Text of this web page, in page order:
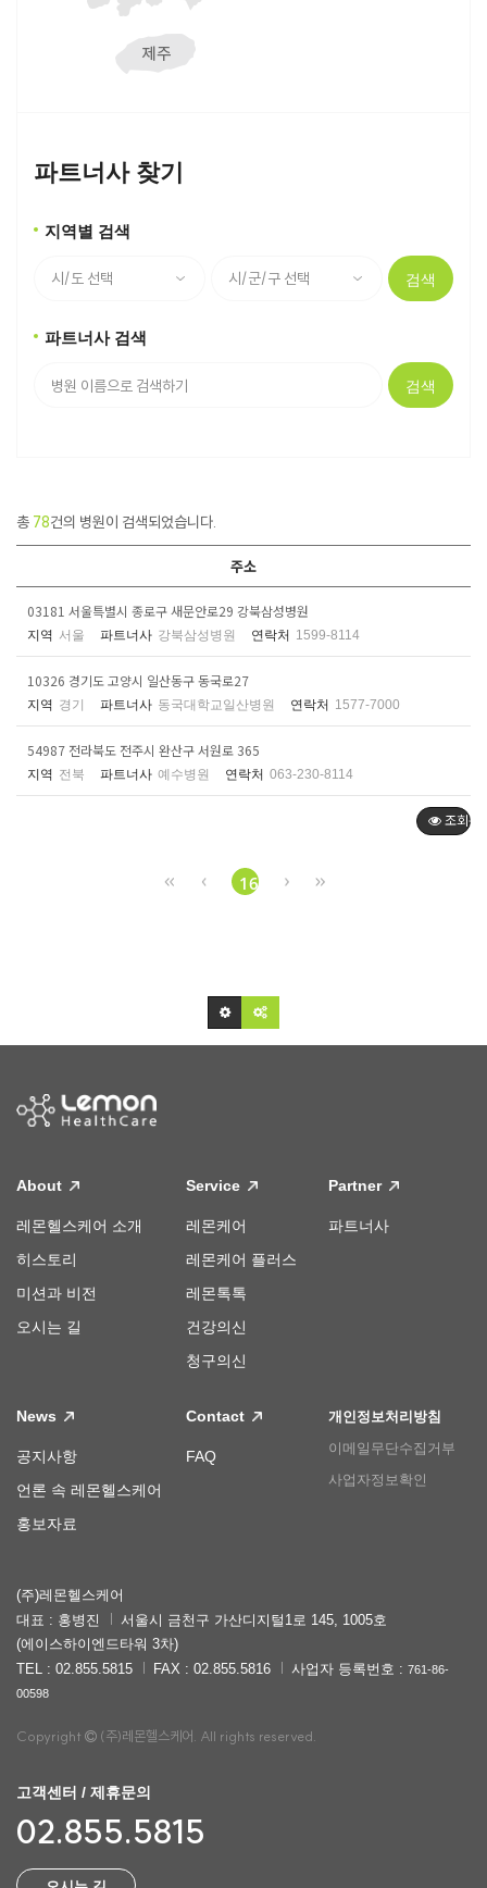
파트너사 찾기
지역별 검색
검색
파트너사 검색
검색
총 78건의 병원이 검색되었습니다.
주소
03181 서울특별시 종로구 새문안로29 강북삼성병원
지역 서울 파트너사 강북삼성병원 연락처 1599-8114
10326 경기도 고양시 일산동구 동국로27
지역 경기 파트너사 동국대학교일산병원 연락처 1577-7000
54987 전라북도 전주시 완산구 서원로 365
지역 전북 파트너사 예수병원 연락처 063-230-8114
조회순
16
About
레몬헬스케어 소개
히스토리
미션과 비전
오시는 길
Service
레몬케어
레몬케어 플러스
레몬톡톡
건강의신
청구의신
Partner
파트너사
News
공지사항
언론 속 레몬헬스케어
홍보자료
Contact
FAQ
개인정보처리방침
이메일무단수집거부
사업자정보확인
(주)레몬헬스케어
대표 : 홍병진
서울시 금천구 가산디지털1로 145, 1005호
(에이스하이엔드타워 3차)
TEL : 02.855.5815
FAX : 02.855.5816 사업자 등록번호 : 761-86-
00598
Copyright (주)레몬헬스케어. All rights reserved.
고객센터 / 제휴문의
02.855.5815